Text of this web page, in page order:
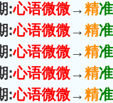
:心语微微→精准
:心语微微→精准
:心语微微→精准
:心语微微→精准
:心语微微→精准